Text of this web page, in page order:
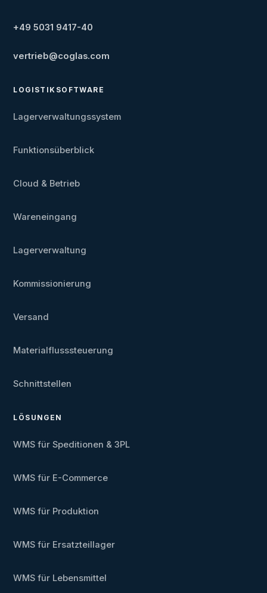
+49 5031 9417-40
vertrieb@coglas.com
LOGISTIKSOFTWARE
Lagerverwaltungssystem
Funktionsüberblick
Cloud & Betrieb
Wareneingang
Lagerverwaltung
Kommissionierung
Versand
Materialflusssteuerung
Schnittstellen
LÖSUNGEN
WMS für Speditionen & 3PL
WMS für E-Commerce
WMS für Produktion
WMS für Ersatzteillager
WMS für Lebensmittel